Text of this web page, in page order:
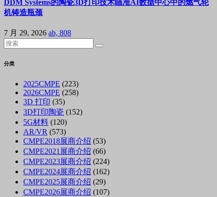
DDM Systems的陶瓷3D打印技术瞄准AI数据中心中的燃气轮
机铸造瓶颈
7 月 29, 2026 ab, 808
分类
2025CMPE (223)
2026CMPE (258)
3D 打印 (35)
3D打印陶瓷 (152)
5G材料 (120)
AR/VR (573)
CMPE2018展商介绍 (53)
CMPE2021展商介绍 (66)
CMPE2023展商介绍 (224)
CMPE2024展商介绍 (162)
CMPE2025展商介绍 (29)
CMPE2026展商介绍 (107)